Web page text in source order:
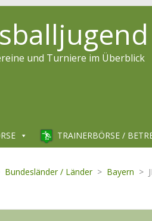
und Turniere im Überblick
TRAINERBÖRSE /
Bundesländer / Länder > Bayern >